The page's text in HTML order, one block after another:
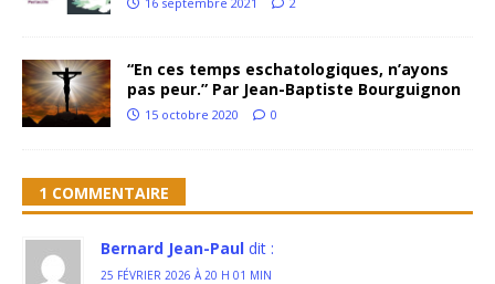
“En ces temps eschatologiques, n’ayons
pas peur.” Par Jean-Baptiste Bourguignon
15 octobre 2020 0
1 COMMENTAIRE
Bernard Jean-Paul dit :
25 FÉVRIER 2026 À 20 H 01 MIN